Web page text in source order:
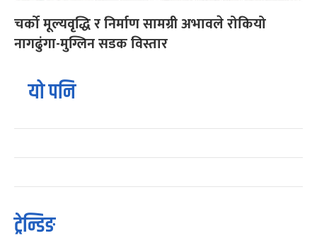
चर्को मूल्यवृद्धि र निर्माण सामग्री अभावले रोकियो
नागढुंगा-मुग्लिन सडक विस्तार
यो पनि
ट्रेन्डिङ